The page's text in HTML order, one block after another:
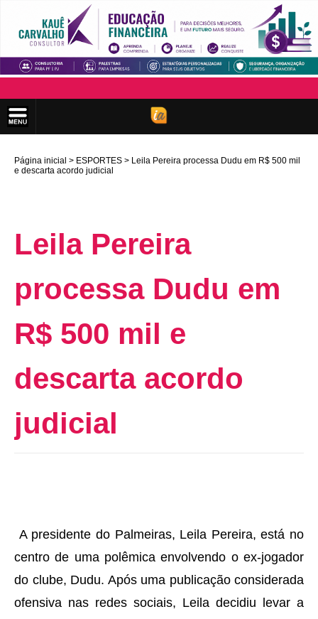
Página inicial ESPORTES
Leila Pereira processa Dudu em R$ 500 mil
e descarta acordo judicial
Leila Pereira
processa Dudu em
R$ 500 mil e
descarta acordo
judicial
A presidente do Palmeiras, Leila Pereira, está no
centro de uma polêmica envolvendo o ex-jogador
do clube, Dudu. Após uma publicação considerada
ofensiva nas redes sociais, Leila decidiu levar a